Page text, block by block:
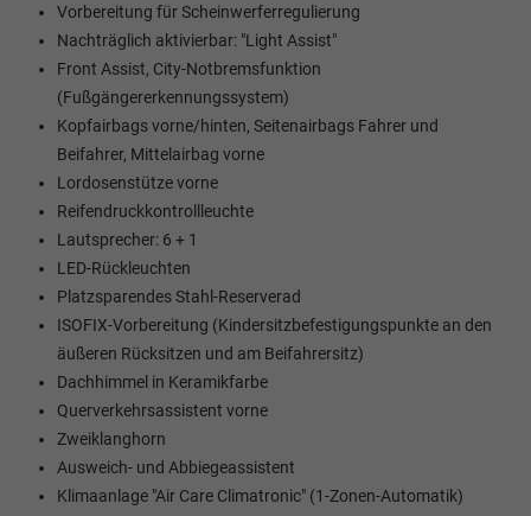
Vorbereitung für Scheinwerferregulierung
Nachträglich aktivierbar: "Light Assist"
Front Assist, City-Notbremsfunktion
(Fußgängererkennungssystem)
Kopfairbags vorne/hinten, Seitenairbags Fahrer und
Beifahrer, Mittelairbag vorne
Lordosenstütze vorne
Reifendruckkontrollleuchte
Lautsprecher: 6 + 1
LED-Rückleuchten
Platzsparendes Stahl-Reserverad
ISOFIX-Vorbereitung (Kindersitzbefestigungspunkte an den
äußeren Rücksitzen und am Beifahrersitz)
Dachhimmel in Keramikfarbe
Querverkehrsassistent vorne
Zweiklanghorn
Ausweich- und Abbiegeassistent
Klimaanlage "Air Care Climatronic" (1-Zonen-Automatik)